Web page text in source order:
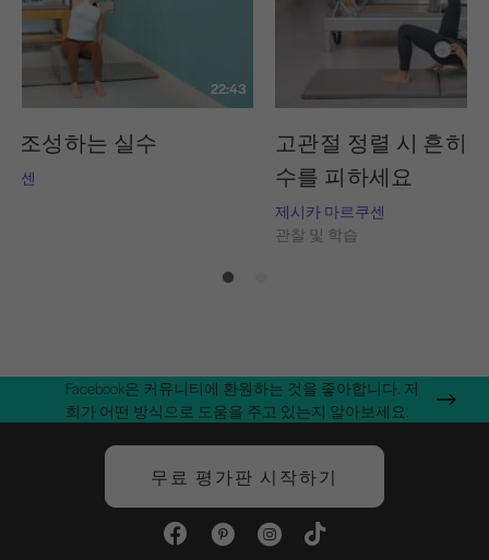
22:43
조성하는 실수
쿠센
고관절 정렬 시 흔히
수를 피하세요
제시카 마르쿠센
관찰 및 학습
Facebook은 커뮤니티에 환원하는 것을 좋아합니다. 저
희가 어떤 방식으로 도움을 주고 있는지 알아보세요.
무료 평가판 시작하기